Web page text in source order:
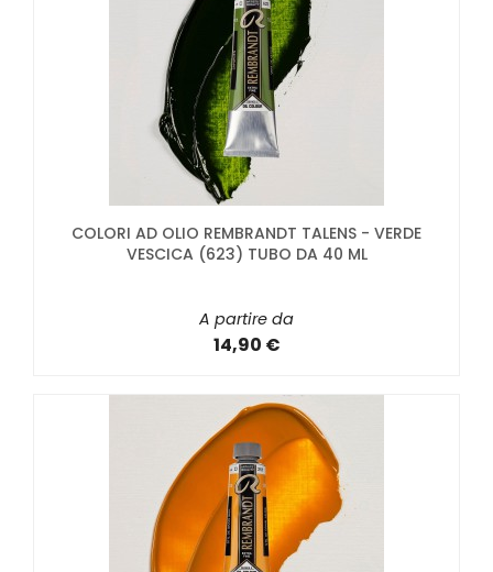
COLORI AD OLIO REMBRANDT TALENS - VERDE
VESCICA (623) TUBO DA 40 ML
A partire da
14,90 €